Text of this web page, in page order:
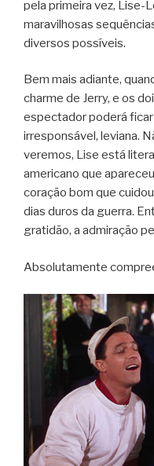
pela primeira vez, Lise-
maravilhosas
diversos possíveis.
Bem mais adiante,
charme de Jerry, e os
espectador poderá
irresponsável, leviana.
veremos, Lise está
americano que
coração bom que
dias duros da guerra.
gratidão, a admiração
Absolutamente